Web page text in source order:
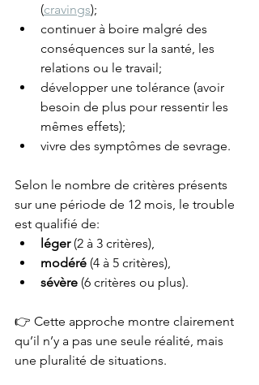
(cravings);
continuer à boire malgré des
conséquences sur la santé, les
relations ou le travail;
développer une tolérance (avoir
besoin de plus pour ressentir les
mêmes effets);
vivre des symptômes de sevrage.
Selon le nombre de critères présents
sur une période de 12 mois, le trouble
est qualifié de:
léger (2 à 3 critères),
modéré (4 à 5 critères),
sévère (6 critères ou plus).
👉 Cette approche montre clairement
qu’il n’y a pas une seule réalité, mais
une pluralité de situations.